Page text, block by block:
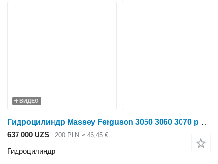
ВИДЕО
Гидроцилиндр Massey Ferguson 3050 3060 3070 parts, ersatzteile, pieces для трактора колесного Massey Ferguson 3050 3060 3070
637 000 UZS 200 PLN ≈ 46,45 €
Гидроцилиндр